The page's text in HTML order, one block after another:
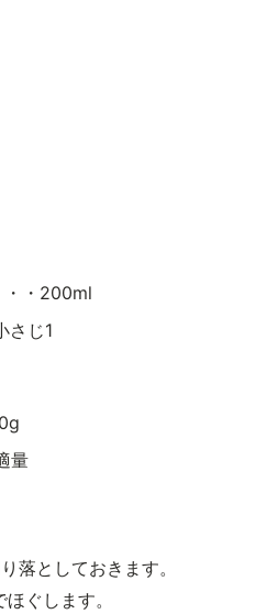
・・200ml
さじ1
量
落としておきます。
ぐします。